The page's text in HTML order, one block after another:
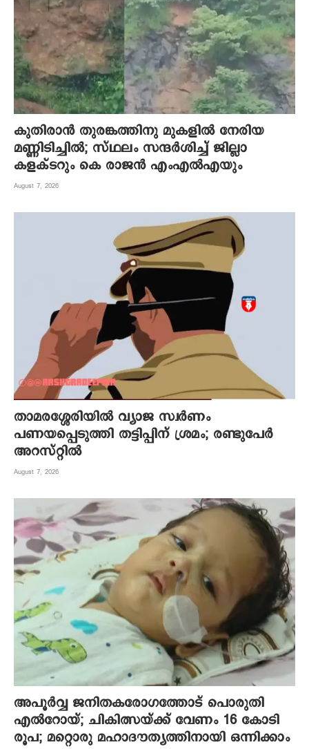
കുതിരാന്‍ തുരങ്കത്തിനു മുകളില്‍ നേരിയ
മണ്ണിടിച്ചില്‍; സ്ഥലം സന്ദര്‍ശിച്ച് ജില്ലാ
കളക്ടറും കെ രാജന്‍ എംഎല്‍എയും
August 7, 2026
താമരശ്ശേരിയിൽ വ്യാജ സ്വർണം
പണയപ്പെടുത്തി തട്ടിപ്പിന് ശ്രമം; രണ്ടുപേർ
അറസ്റ്റിൽ
August 7, 2026
അപൂര്‍വ്വ ജനിതകരോഗത്തോട് പൊരുതി
എല്‍റോയ്; ചികിത്സയ്ക്ക് വേണം 16 കോടി
രൂപ; മറ്റൊരു മഹാദൗത്യത്തിനായി ഒന്നിക്കാം